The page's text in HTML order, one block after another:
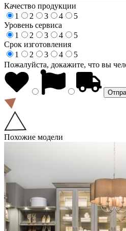
Качество продукции
1
2 3 4
5
Уровень сервиса
1
2 3 4
5
Срок изготовления
1
2 3 4
5
Пожалуйста, докажите, что вы
Похожие модели